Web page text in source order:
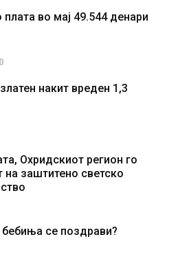
во мај 49.544 денари
накит вреден 1,3
Охридскиот регион го
на заштитено светско
бебиња се поздрави?